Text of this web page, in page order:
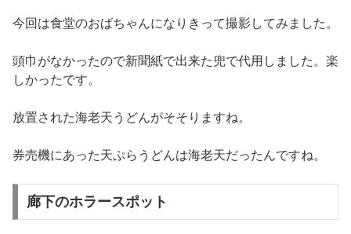
今回は食堂のおばちゃんになりきって撮影してみました。
頭巾がなかったので新聞紙で出来た兜で代用しました。楽
しかったです。
放置された海老天うどんがそそりますね。
券売機にあった天ぷらうどんは海老天だったんですね。
廊下のホラースポット